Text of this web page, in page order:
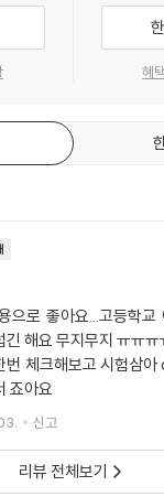
혜
으로 좋아요...고등학
긴 해요 무지무지 ㅠㅠ
번 체크해보고 시험삼
죠아요
신고
리뷰 전체보기